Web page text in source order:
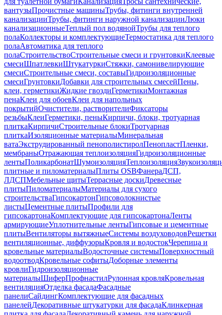
вантузыПрочистные машиныТрубы, фитинги внутренней
канализацииТрубы, фитинги наружной канализацииЛюки
канализационныеТеплый пол водянойТрубы для теплого
полаКоллекторы и комплектующиеТермостатика для теплого
полаАвтоматика для теплого
полаСтроительствоСтроительные смеси и грунтовкиКлеевые
смесиШпатлевкиШтукатуркиСтяжки, самонивелирующие
смесиСтроительные смеси, составыГидроизоляционные
смесиГрунтовкиДобавки для строительных смесейПены,
клеи, герметикиЖидкие гвоздиГерметикиМонтажная
пенаКлеи для обоевКлеи для напольных
покрытийОчистители, растворителиФиксаторы
резьбыКлеиГерметики, пеныКирпичи, блоки, тротуарная
плиткаКирпичиСтроительные блокиТротуарная
плиткаИзоляционные материалыМинеральная
ватаЭкструдированный пенополистиролПенопластПленки,
мембраныОтражающая теплоизоляцияГидроизоляционные
лентыПоликарбонатШумоизоляцияТеплоизоляция
плитные и пиломатериалыПлиты OSBФанераДСП,
ЛДСПМебельные щитыТеррасные доскиДревесные
плитыПиломатериалыМатериалы для сухого
строительстваГипсокартонГипсоволокнистые
листыЦементные плитыПрофили для
гипсокартонаКомплектующие для гипсокартонаЛенты
армирующиеУплотнительные лентыГипсовые и цементные
плитыВентиляторы вытяжныеСистемы воздуховодовРешетки
вентиляционные, диффузорыКровля и водостокЧерепица и
кровельные материалыВодосточные системыПоверхностный
водоотводКровельные софитыДоборные элементы
кровлиГидроизоляционные
материалыШиферПрофнастилРулонная кровляКровельная
вентиляцияОтделка фасадаФасадные
панелиСайдингКомплектующие для фасадных
панелейДекоративные штукатурки для фасадаКлинкерная